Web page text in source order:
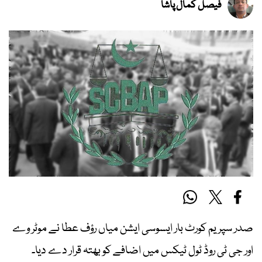
فیصل کمال پاشا
صدر سپریم کورٹ بار ایسوسی ایشن میاں رؤف عطا نے موٹر وے
اور جی ٹی روڈ ٹول ٹیکس میں اضافے کو بھتہ قرار دے دیا۔